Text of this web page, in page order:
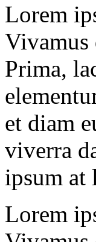
Lorem
Vivamus
Prima,
et diam
viverra
ipsum at
Lorem